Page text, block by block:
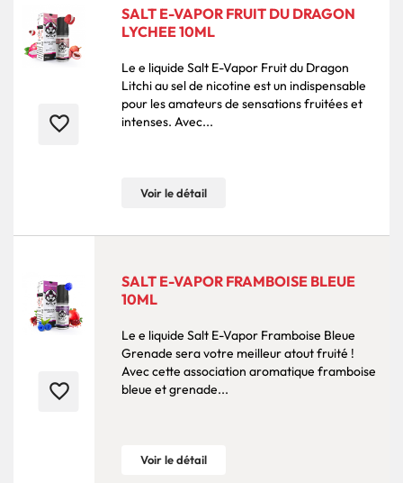
favorite_border
SALT E-VAPOR FRUIT DU DRAGON
LYCHEE 10ML
Le e liquide Salt E-Vapor Fruit du Dragon
Litchi au sel de nicotine est un indispensable
pour les amateurs de sensations fruitées et
intenses. Avec...
Voir le détail
favorite_border
SALT E-VAPOR FRAMBOISE BLEUE
10ML
Le e liquide Salt E-Vapor Framboise Bleue
Grenade sera votre meilleur atout fruité !
Avec cette association aromatique framboise
bleue et grenade...
Voir le détail